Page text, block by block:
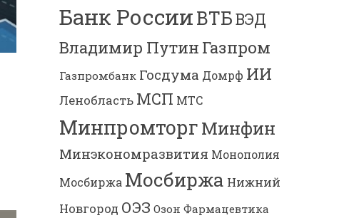
Банк РоссииВТБВЭД
Владимир Путин Газпром
Газпромбанк Госдума Домрф ИИ
Ленобласть МСП МТС
МинпромторгМинфин
Минэкономразвития Монополия
Мосбиржа Мосбиржа Нижний
Новгород ОЭЗ Озон Фармацевтика